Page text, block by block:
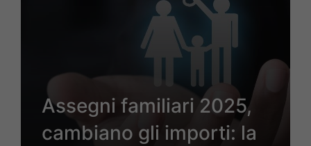
Assegni familiari 2025,
cambiano gli importi: la